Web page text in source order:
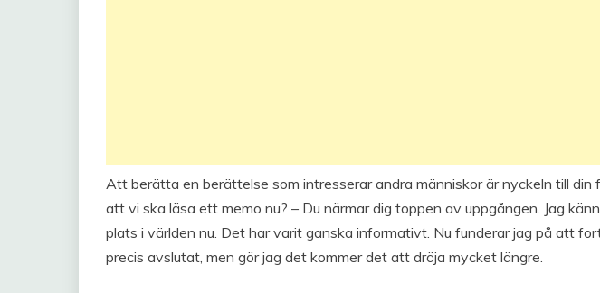
Att berätta en berättelse som intresserar andra människor är nyckeln till din
att vi ska läsa ett memo nu? – Du närmar dig toppen av uppgången. Jag
plats i världen nu. Det har varit ganska informativt. Nu funderar jag på att
precis avslutat, men gör jag det kommer det att dröja mycket längre.